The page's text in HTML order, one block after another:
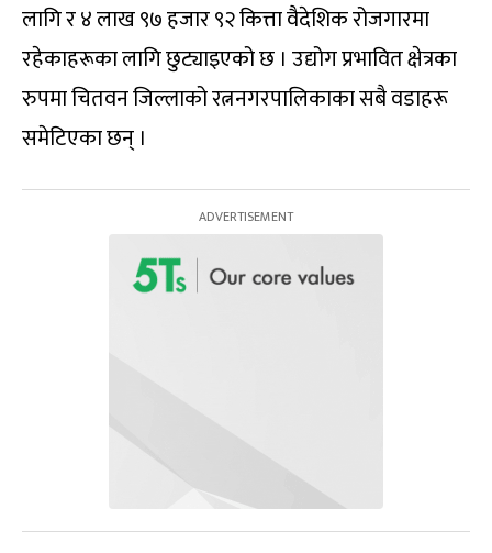
लागि र ४ लाख ९७ हजार ९२ कित्ता वैदेशिक रोजगारमा
रहेकाहरूका लागि छुट्याइएको छ । उद्योग प्रभावित क्षेत्रका
रुपमा चितवन जिल्लाको रत्ननगरपालिकाका सबै वडाहरू
समेटिएका छन् ।